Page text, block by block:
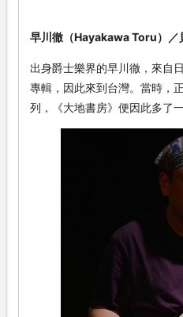
早川徹（Hayakawa Toru）／
出身爵士樂界的早川徹，來自
專輯，因此來到台灣。當時，
列，《大地書房》便因此多了